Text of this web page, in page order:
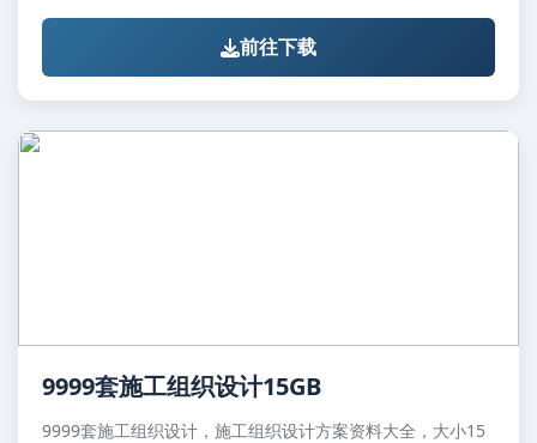
前往下载
9999套施工组织设计15GB
9999套施工组织设计，施工组织设计方案资料大全，大小15